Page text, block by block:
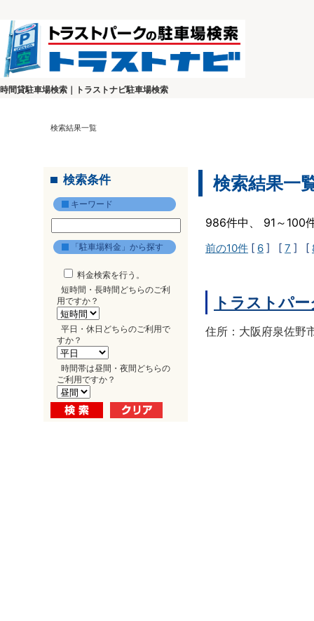
時間貸駐車場検索｜トラストナビ駐車場検索
検索結果一覧
検索条件
キーワード
「駐車場料金」から探す
料金検索を行う。
短時間・長時間どちらのご利
用ですか？
平日・休日どちらのご利用で
すか？
時間帯は昼間・夜間どちらの
ご利用ですか？
検索結果一
986件中、 91～100
前の10件 [ 6 ] [ 7 ] [
トラストパ
住所：大阪府泉佐野